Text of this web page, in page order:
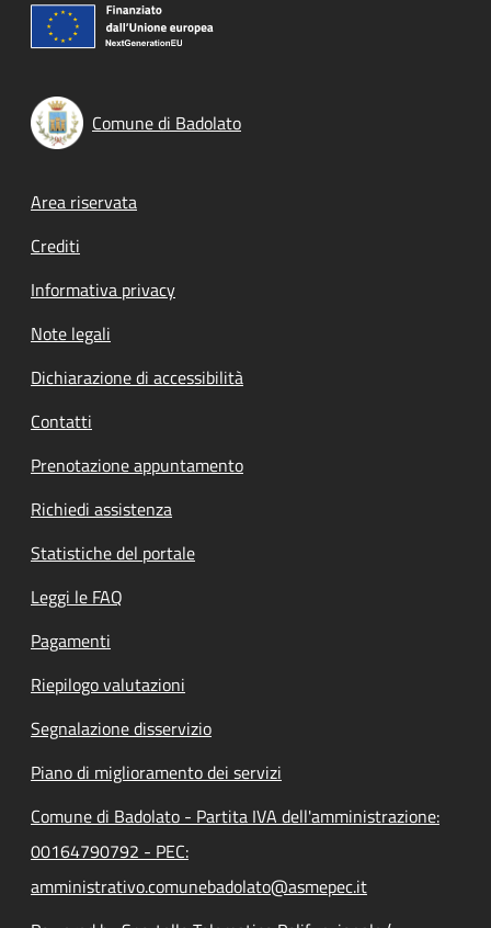
Comune di Badolato
Footer menu
Area riservata
Crediti
Informativa privacy
Note legali
Dichiarazione di accessibilità
Contatti
Prenotazione appuntamento
Richiedi assistenza
Statistiche del portale
Leggi le FAQ
Pagamenti
Riepilogo valutazioni
Segnalazione disservizio
Piano di miglioramento dei servizi
Comune di Badolato - Partita IVA dell'amministrazione:
00164790792 - PEC:
amministrativo.comunebadolato@asmepec.it